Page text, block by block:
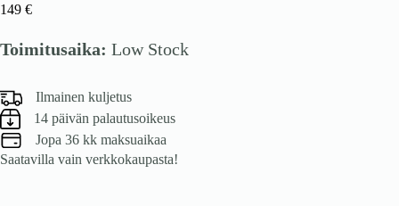
149 €
Toimitusaika: Low Stock
Ilmainen kuljetus
14 päivän palautusoikeus
Jopa 36 kk maksuaikaa
Saatavilla vain verkkokaupasta!